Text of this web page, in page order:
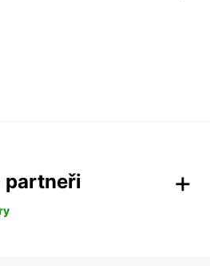
partneři